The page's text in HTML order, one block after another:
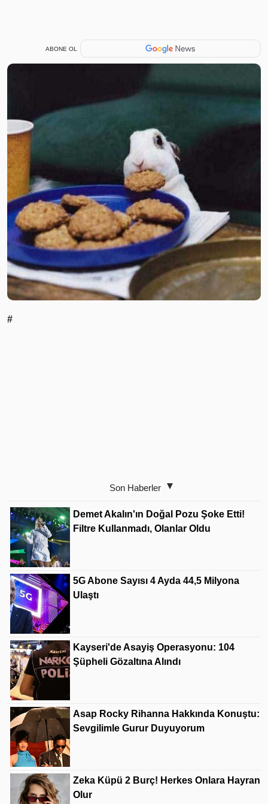
ABONE OL
#
Son Haberler
Demet Akalın'ın Doğal Pozu Şoke Etti!
Filtre Kullanmadı, Olanlar Oldu
5G Abone Sayısı 4 Ayda 44,5 Milyona
Ulaştı
Kayseri'de Asayiş Operasyonu: 104
Şüpheli Gözaltına Alındı
Asap Rocky Rihanna Hakkında Konuştu:
Sevgilimle Gurur Duyuyorum
Zeka Küpü 2 Burç! Herkes Onlara Hayran
Olur